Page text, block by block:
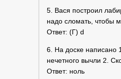
5. Вася построил
надо сломать, чтобы
Ответ: (Г) d
6. На доске написано
нечетного вычли 2.
Ответ: ноль